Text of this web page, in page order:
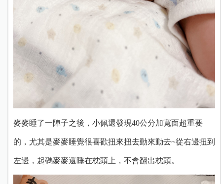
麥麥睡了一陣子之後，小佩還發現40公分加寬面超重要
的，尤其是麥麥睡覺很喜歡扭來扭去動來動去~從右邊扭到
左邊，起碼麥麥還睡在枕頭上，不會翻出枕頭。